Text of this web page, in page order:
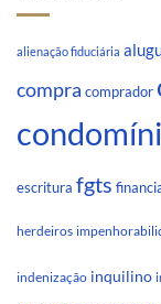
alienação fiduciária
compra comprador
escritura fgts
herdeiros
indenização inquilino